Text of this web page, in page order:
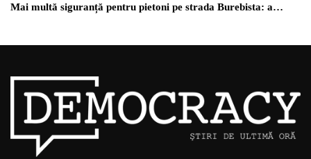
Mai multă siguranță pentru pietoni pe strada Burebista: a…